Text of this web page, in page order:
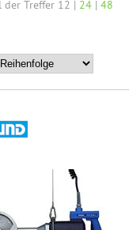
der Treffer 12 | 24 | 48